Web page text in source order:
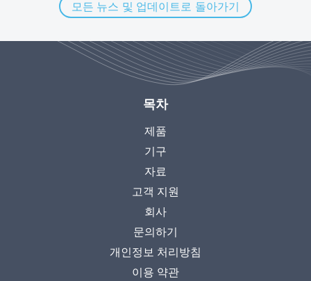
모든 뉴스 및 업데이트로 돌아가기
목차
제품
기구
자료
고객 지원
회사
문의하기
개인정보 처리방침
이용 약관